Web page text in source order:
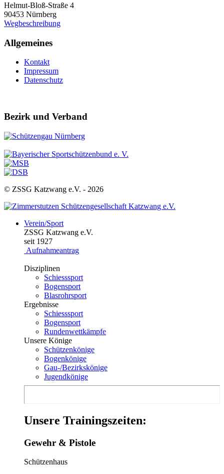
Helmut-Bloß-Straße 4
90453 Nürnberg
Wegbeschreibung
Allgemeines
Kontakt
Impressum
Datenschutz
Bezirk und Verband
© ZSSG Katzwang e.V. - 2026
Verein/Sport
ZSSG Katzwang e.V.
seit 1927
Aufnahmeantrag
Disziplinen
Schiesssport
Bogensport
Blasrohrsport
Ergebnisse
Schiesssport
Bogensport
Rundenwettkämpfe
Unsere Könige
Schützenkönige
Bogenkönige
Gau-/Bezirkskönige
Jugendkönige
Unsere Trainingszeiten:
Gewehr & Pistole
Schützenhaus